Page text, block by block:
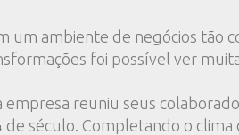
um ambiente de negócios tão
foi possível ver
empresa reuniu seus
século. Completando o